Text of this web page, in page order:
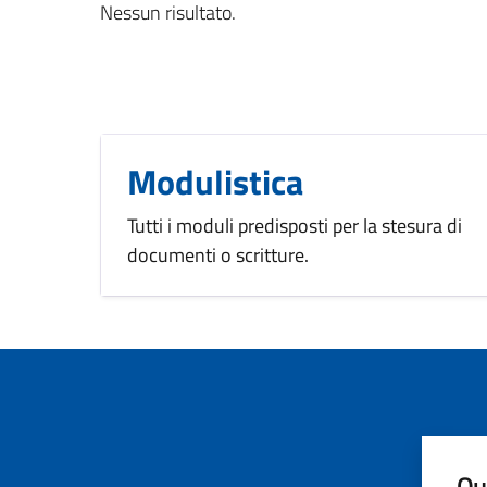
Nessun risultato.
Modulistica
Tutti i moduli predisposti per la stesura di
documenti o scritture.